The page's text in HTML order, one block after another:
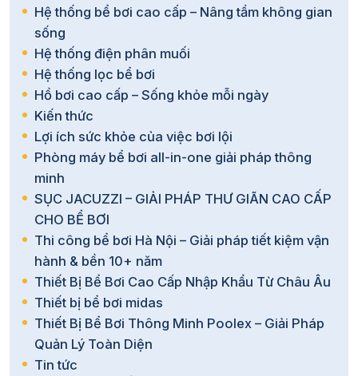
Gia tăng giá trị thương mại
Với các công trình kinh doanh:
Bể bơi đẹp vào ban đêm = tăng trải nghiệm khách
hàng
Tăng khả năng check-in, marketing
Gia tăng giá trị dịch vụ
Phân loại đèn chiếu sáng bể bơi
Đèn LED âm nước (Underwater LED)
Đây là dòng đèn tiêu chuẩn hiện nay.
Đặc điểm kỹ thuật:
Lắp âm thành bể hoặc đáy bể
Chuẩn chống nước: IP68
Hệ thống bể bơi cao cấp – Nâng tầm không gian
sống
Hệ thống điện phân muối
Hệ thống lọc bể bơi
Hồ bơi cao cấp – Sống khỏe mỗi ngày
Kiến thức
Lợi ích sức khỏe của việc bơi lội
Phòng máy bể bơi all-in-one giải pháp thông
minh
SỤC JACUZZI – GIẢI PHÁP THƯ GIÃN CAO CẤP
CHO BỂ BƠI
Thi công bể bơi Hà Nội – Giải pháp tiết kiệm vận
hành & bền 10+ năm
Thiết Bị Bể Bơi Cao Cấp Nhập Khẩu Từ Châu Âu
Thiết bị bể bơi midas
Thiết Bị Bể Bơi Thông Minh Poolex – Giải Pháp
Quản Lý Toàn Diện
Tin tức